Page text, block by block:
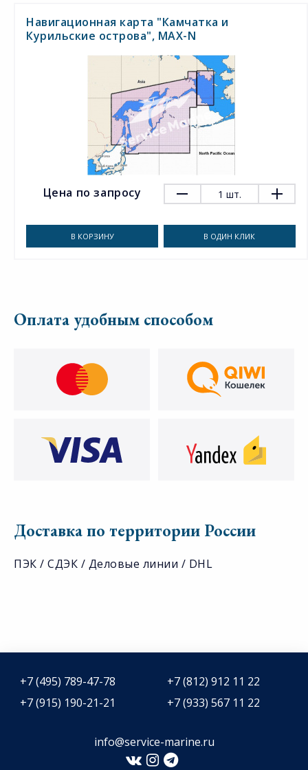
Навигационная карта "Камчатка и
Курильские острова", MAX-N
Цена по запросу 1 шт.
В КОРЗИНУ В ОДИН КЛИК
Оплата удобным способом
Доставка по территории России
ПЭК / СДЭК / Деловые линии / DHL
+7 (495) 789-47-78
+7 (812) 912 11 22
+7 (915) 190-21-21
+7 (933) 567 11 22
info@service-marine.ru​​